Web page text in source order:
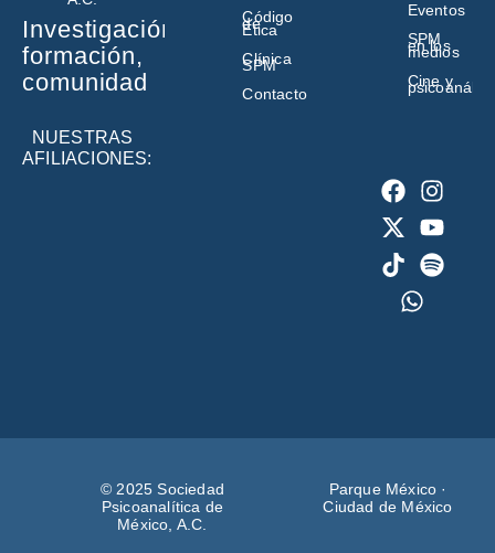
Investigación,
formación,
comunidad
NUESTRAS
AFILIACIONES:
Código
de
Ética
Clínica
SPM
Contacto
Eventos
SPM
en los
medios
Cine y
© 2025 Sociedad
Psicoanalítica de
México, A.C.
Parque México ·
Ciudad de México